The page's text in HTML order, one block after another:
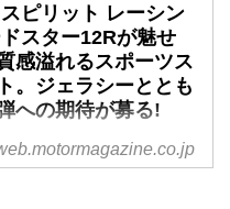
ピリット レーシン
スター12Rが魅せ
感溢れるスポーツス
。ジェラシーととも
への期待が募る!
スポーツ由来のサブブラ
て初めての市販モデルと